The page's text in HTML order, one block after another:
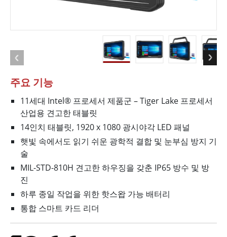
주요 기능
11세대 Intel® 프로세서 제품군 – Tiger Lake 프로세서
산업용 견고한 태블릿
14인치 태블릿, 1920 x 1080 광시야각 LED 패널
햇빛 속에서도 읽기 쉬운 광학적 결합 및 눈부심 방지 기
술
MIL-STD-810H 견고한 하우징을 갖춘 IP65 방수 및 방
진
하루 종일 작업을 위한 핫스왑 가능 배터리
통합 스마트 카드 리더